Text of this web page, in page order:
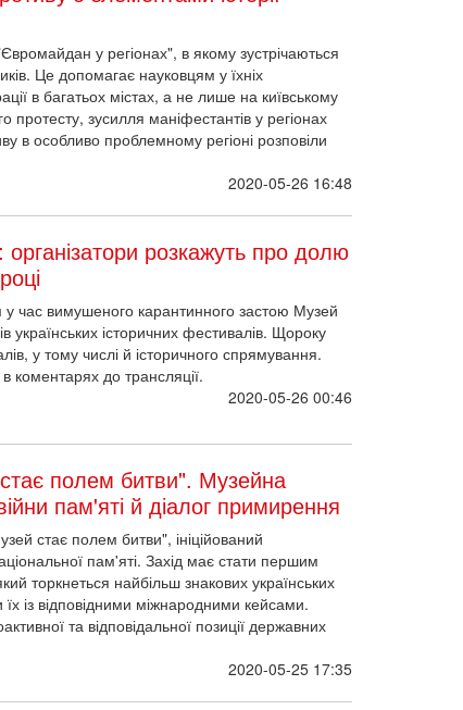
у регіонах", в якому зустрічаються
Це допомагає науковцям у їхніх
в багатьох містах, а не лише на київському
протесту, зусилля маніфестантів у регіонах
в особливо проблемному регіоні розповіли
2020-05-26 16:48
розкажуть про долю
у час вимушеного карантинного застою Музей
українських історичних фестивалів. Щороку
у тому числі й історичного спрямування.
коментарях до трансляції.
2020-05-26 00:46
полем битви". Музейна
пам'яті й діалог примирення
стає полем битви", ініційований
пам'яті. Захід має стати першим
торкнеться найбільш знакових українських
із відповідними міжнародними кейсами.
та відповідальної позиції державних
2020-05-25 17:35